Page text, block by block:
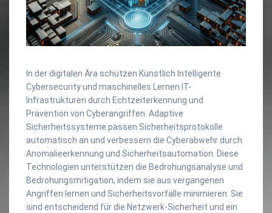
In der digitalen Ära schützen Künstlich Intelligente
Cybersecurity und maschinelles Lernen IT-
Infrastrukturen durch Echtzeiterkennung und
Prävention von Cyberangriffen. Adaptive
Sicherheitssysteme passen Sicherheitsprotokolle
automatisch an und verbessern die Cyberabwehr durch
Anomalieerkennung und Sicherheitsautomation. Diese
Technologien unterstützen die Bedrohungsanalyse und
Bedrohungsmitigation, indem sie aus vergangenen
Angriffen lernen und Sicherheitsvorfälle minimieren. Sie
sind entscheidend für die Netzwerk-Sicherheit und ein